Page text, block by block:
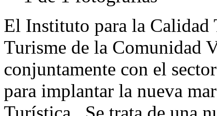
El Instituto para la
Turisme de la Comunidad
conjuntamente con el
para implantar la nueva